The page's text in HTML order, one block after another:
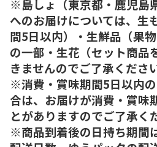
※島しょ（東京都・鹿児島
へのお届けについては、生
間5日以内）・生鮮品（果
の一部・生花（セット商品
きませんのでご了承ください
※消費・賞味期間5日以内
合は、お届けが消費・賞味
とがありますのでご了承く
※商品到着後の日持ち期間